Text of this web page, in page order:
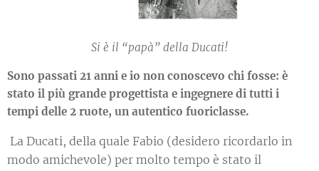
Si è il “papà” della Ducati!
Sono passati 21 anni e io non conoscevo chi fosse: è
stato il più grande progettista e ingegnere di tutti i
tempi delle 2 ruote, un autentico fuoriclasse.
La Ducati, della quale Fabio (desidero ricordarlo in
modo amichevole) per molto tempo è stato il